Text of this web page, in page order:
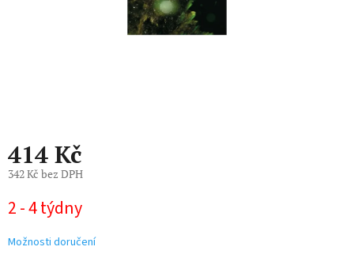
414 Kč
342 Kč bez DPH
cena:
2 - 4 týdny
Možnosti doručení